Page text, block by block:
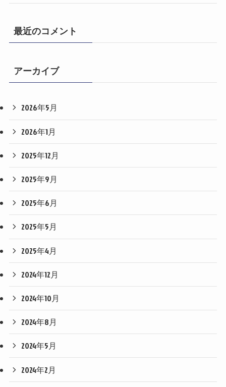
最近のコメント
アーカイブ
2026年5月
2026年1月
2025年12月
2025年9月
2025年6月
2025年5月
2025年4月
2024年12月
2024年10月
2024年8月
2024年5月
2024年2月